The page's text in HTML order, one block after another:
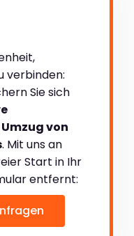
verbinden:
Sie sich
von
. Mit uns an
Start in Ihr
entfernt: